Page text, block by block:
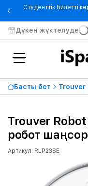
Студенттік билетті
Дүкен жүктелуде
Басты бет Trouver
Trouver
робот
Артикул: RLP23SE